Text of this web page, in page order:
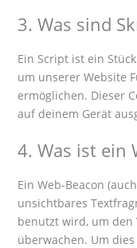
3. Was sind
Ein Script ist ein
um unserer Website
ermöglichen. Dieser
auf deinem Gerät
4. Was ist ein
Ein Web-Beacon
unsichtbares
benutzt wird, um den
überwachen. Um